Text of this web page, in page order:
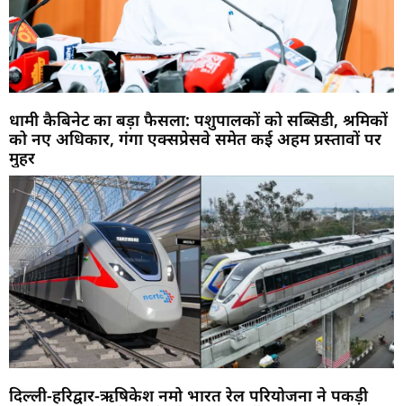
धामी कैबिनेट का बड़ा फैसला: पशुपालकों को सब्सिडी, श्रमिकों
को नए अधिकार, गंगा एक्सप्रेसवे समेत कई अहम प्रस्तावों पर
मुहर
दिल्ली-हरिद्वार-ऋषिकेश नमो भारत रेल परियोजना ने पकड़ी